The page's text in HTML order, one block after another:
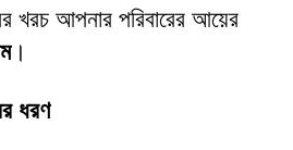
খরচ আপনার পরিবারের আয়ের
।
ধরণ